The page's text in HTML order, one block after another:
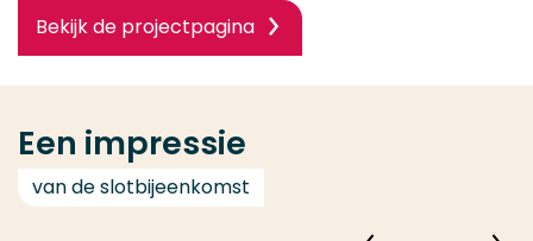
Bekijk de projectpagina
Een impressie
van de slotbijeenkomst